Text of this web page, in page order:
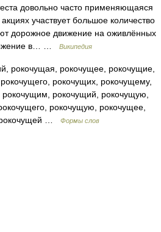
довольно часто применяющаяся
участвует большое количество
дорожное движение на оживлённых
в… …
Википедия
рокочущая, рокочущее, рокочущие,
рокочущих, рокочущему,
рокочущий, рокочущую,
рокочущую, рокочущее,
…
Формы слов